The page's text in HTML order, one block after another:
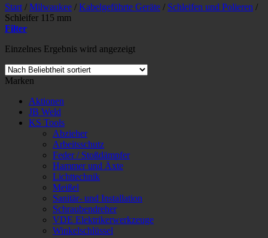
Start / Milwaukee / Kabelgeführte Geräte / Schleifen und Polieren /
Schleifer 115 mm
Filter
Einzelnes Ergebnis wird angezeigt
Marken
Aktionen
JB Weld
KS Tools
Abzieher
Arbeitsschutz
Feder / Stoßdämpfer
Hammer und Äxte
Lichttechnik
Meißel
Sanitär- und Installation
Schraubendreher
VDE Elektrikerwerkzeuge
Winkelschlüssel